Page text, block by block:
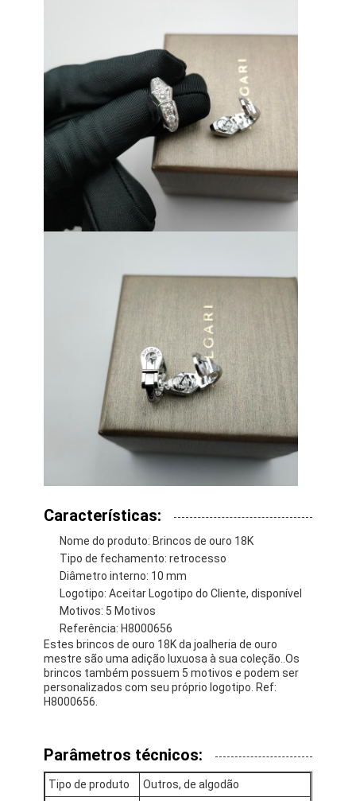
Vídeos
Sobre nós
Visita à fábrica
Controle de qualidade
Notícias
Solicite um orçamento
Acessórios de ouro 18k
Colares de ouro de 18K
Brincos de ouro de 18K
Anéis de ouro de 18 quilates
Pulseiras de ouro 18K
joia do ouro 18K
Van Cleef Arpels
Costume mais cartier
Características:
Nome do produto: Brincos de ouro 18K
Tipo de fechamento: retrocesso
Diâmetro interno: 10 mm
Logotipo: Aceitar Logotipo do Cliente, disponível
Motivos: 5 Motivos
Referência: H8000656
Estes brincos de ouro 18K da joalheria de ouro
mestre são uma adição luxuosa à sua coleção..Os
brincos também possuem 5 motivos e podem ser
personalizados com seu próprio logotipo. Ref:
H8000656.
Parâmetros técnicos:
Tipo de produto Outros, de algodão